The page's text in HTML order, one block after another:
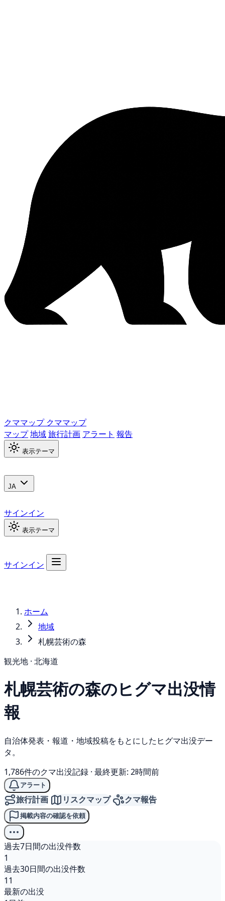
クママップ クママップ
マップ地域旅行計画 アラート 報告
表示テーマ
JA
サインイン
表示テーマ
サインイン
ホーム
地域
札幌芸術の森
観光地 · 北海道
札幌芸術の森のヒグマ出没情
報
自治体発表・報道・地域投稿をもとにしたヒグマ出没デー
タ。
1,786件のクマ出没記録 · 最終更新: 2時間前
アラート
旅行計画 リスクマップ クマ報告
掲載内容の確認を依頼
過去7日間の出没件数
1
過去30日間の出没件数
11
最新の出没